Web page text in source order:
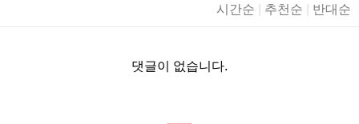
시간순 추천순 반대순
댓글이 없습니다.